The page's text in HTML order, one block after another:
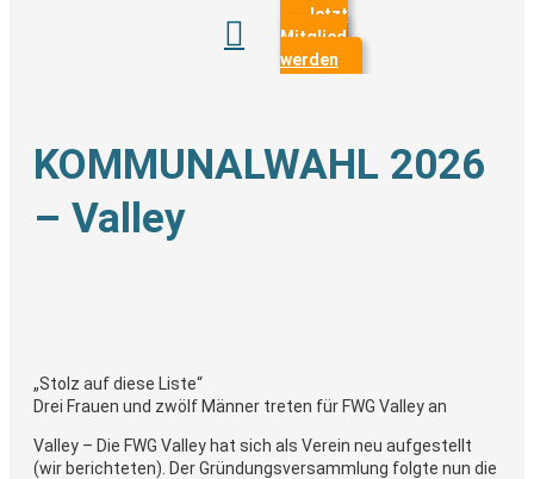

Jetzt
Mitglied
werden
KOMMUNALWAHL 2026
– Valley
„Stolz auf diese Liste“
Drei Frauen und zwölf Männer treten für FWG Valley an
Valley – Die FWG Valley hat sich als Verein neu aufgestellt
(wir berichteten). Der Gründungsversammlung folgte nun die